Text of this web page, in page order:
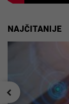
NAJČITANIJE